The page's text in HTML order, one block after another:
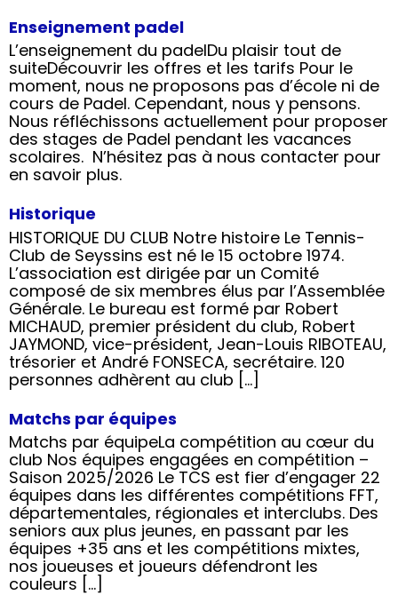
Enseignement padel
L’enseignement du padelDu plaisir tout de
suiteDécouvrir les offres et les tarifs Pour le
moment, nous ne proposons pas d’école ni de
cours de Padel. Cependant, nous y pensons.
Nous réfléchissons actuellement pour proposer
des stages de Padel pendant les vacances
scolaires. N’hésitez pas à nous contacter pour
en savoir plus.
Historique
HISTORIQUE DU CLUB Notre histoire Le Tennis-
Club de Seyssins est né le 15 octobre 1974.
L’association est dirigée par un Comité
composé de six membres élus par l’Assemblée
Générale. Le bureau est formé par Robert
MICHAUD, premier président du club, Robert
JAYMOND, vice-président, Jean-Louis RIBOTEAU,
trésorier et André FONSECA, secrétaire. 120
personnes adhèrent au club […]
Matchs par équipes
Matchs par équipeLa compétition au cœur du
club Nos équipes engagées en compétition –
Saison 2025/2026 Le TCS est fier d’engager 22
équipes dans les différentes compétitions FFT,
départementales, régionales et interclubs. Des
seniors aux plus jeunes, en passant par les
équipes +35 ans et les compétitions mixtes,
nos joueuses et joueurs défendront les
couleurs […]